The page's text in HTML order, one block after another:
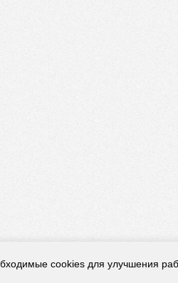
cookies для улучшения